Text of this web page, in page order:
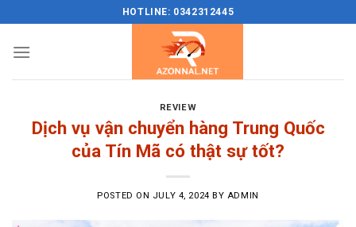
content
HOTLINE: 0342312445
REVIEW
Dịch vụ vận chuyển hàng Trung Quốc
của Tín Mã có thật sự tốt?
POSTED ON JULY 4, 2024 BY ADMIN